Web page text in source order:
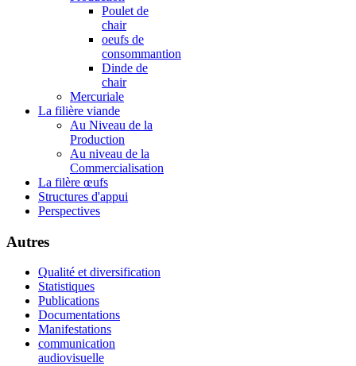
Poulet de
chair
oeufs de
consommantion
Dinde de
chair
Mercuriale
La filière viande
Au Niveau de la
Production
Au niveau de la
Commercialisation
La filère œufs
Structures d'appui
Perspectives
Autres
Qualité et diversification
Statistiques
Publications
Documentations
Manifestations
communication
audiovisuelle